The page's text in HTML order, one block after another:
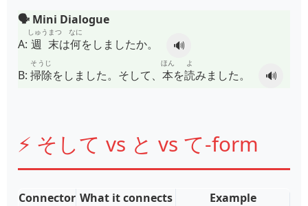
🗣️ Mini Dialogue
A: 週末
しゅうまつ
は何
なに
をしましたか。
🔊
B: 掃除
そうじ
をしました。そして、 本
ほん
を読
よ
みました。 🔊
⚡ そして vs と vs て‑form
Connector What it connects Example